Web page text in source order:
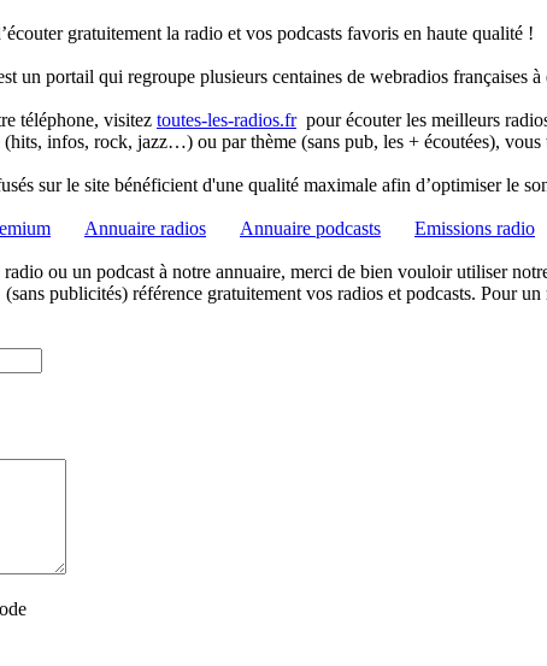
gratuitement la radio et vos podcasts favoris en haute qualité !
un portail qui regroupe plusieurs centaines de webradios françaises
téléphone, visitez toutes-les-radios.frpour écouter les meilleurs
(hits, infos, rock, jazz…) ou par thème (sans pub, les + écoutées),
sur le site bénéficient d'une qualité maximale afin d’optimiser le
Annuaire radios Annuaire podcasts Emissions radio
ou un podcast à notre annuaire, merci de bien vouloir utiliser
publicités) référence gratuitement vos radios et podcasts. Pour